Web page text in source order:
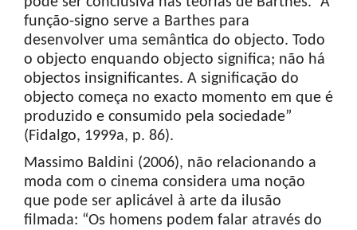
função-signo serve a Barthes para
desenvolver uma semântica do objecto. Todo
o objecto enquando objecto significa; não há
objectos insignificantes. A significação do
objecto começa no exacto momento em que é
produzido e consumido pela sociedade”
(Fidalgo, 1999a, p. 86).
Massimo Baldini (2006), não relacionando a
moda com o cinema considera uma noção
que pode ser aplicável à arte da ilusão
filmada: “Os homens podem falar através do